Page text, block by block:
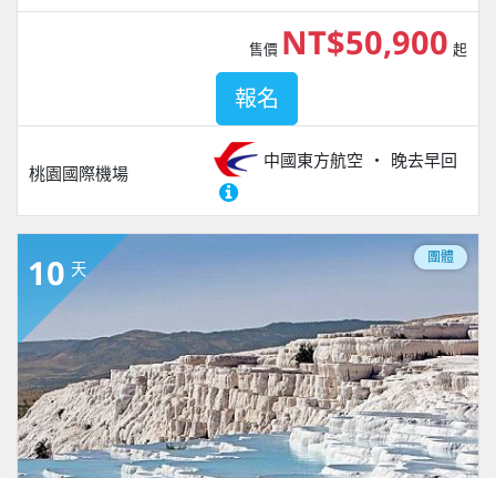
桃園國際機場
中國東方航空 晚去早回
售價 NT$50,900 起
報名
10 天
團體